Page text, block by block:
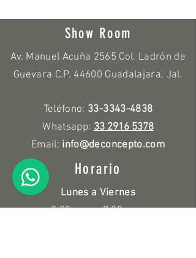
Show Room
Av. Manuel Acuña 2565 Col. Ladrón de
Guevara C.P. 44600 Guadalajara, Jal.
Teléfono: 33-3343-4838
Whatsapp:33 2916 5378
Email: info@deconcepto.com
Horario
Lunes a Viernes
9:00 a.m. - 7:00 p.m.